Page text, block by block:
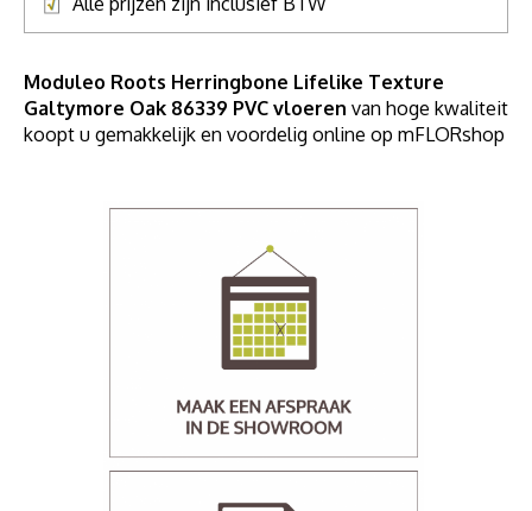
Moduleo Roots Herringbone Lifelike Texture
Galtymore Oak 86339 PVC vloeren van hoge kwaliteit
koopt u gemakkelijk en voordelig online op mFLORshop